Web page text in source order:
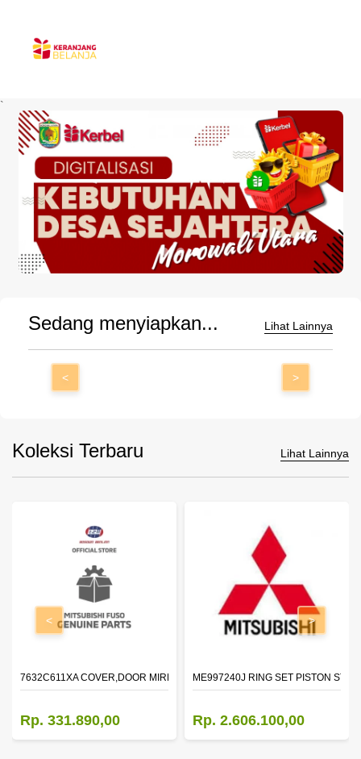
`
Sedang menyiapkan... Lihat Lainnya
< >
Koleksi Terbaru Lihat Lainnya
7632C611XA COVER,DOOR MIRROR,OTR LH
Rp. 331.890,00
ME997240J RING SET PISTON STD
Rp. 2.606.100,00
< >